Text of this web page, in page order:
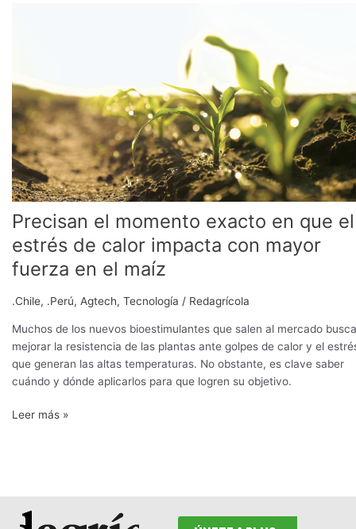
Precisan el momento exacto en que el
estrés de calor impacta con mayor
fuerza en el maíz
.Chile, .Perú, Agtech, Tecnología / Redagrícola
Muchos de los nuevos bioestimulantes que salen al mercado
mejorar la resistencia de las plantas ante golpes de calor y el
que generan las altas temperaturas. No obstante, es clave saber
cuándo y dónde aplicarlos para que logren su objetivo.
en
que
el
estrés
de
calor
impacta
con
mayor
fuerza
en
el
Leer más »